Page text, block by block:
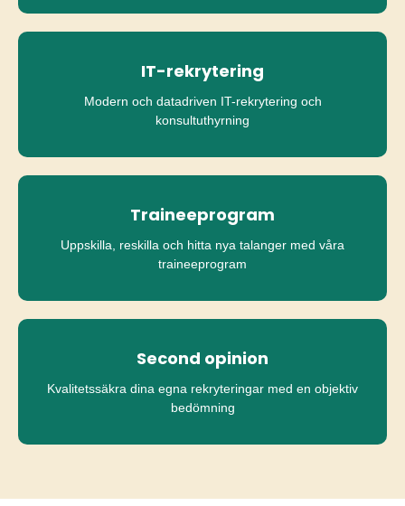
IT-rekrytering
Modern och datadriven IT-rekrytering och
konsultuthyrning
Traineeprogram
Uppskilla, reskilla och hitta nya talanger med våra
traineeprogram
Second opinion
Kvalitetssäkra dina egna rekryteringar med en objektiv
bedömning